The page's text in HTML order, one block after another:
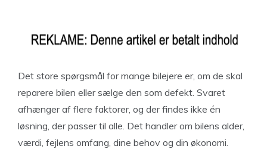
Det store spørgsmål for mange bilejere er, om de skal
reparere bilen eller sælge den som defekt. Svaret
afhænger af flere faktorer, og der findes ikke én
løsning, der passer til alle. Det handler om bilens alder,
værdi, fejlens omfang, dine behov og din økonomi.